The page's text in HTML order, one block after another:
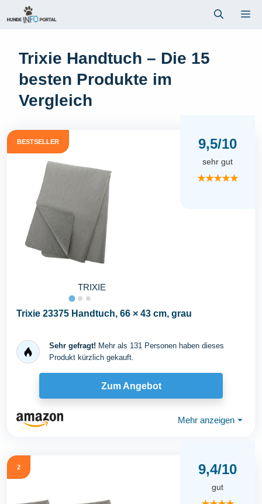
Inhalt
Trixie Handtuch – Die 15
besten Produkte im
Vergleich
BESTSELLER
TRIXIE
9,5/10
sehr gut
★★★★★
Trixie 23375 Handtuch, 66 × 43 cm, grau
Sehr gefragt! Mehr als 131 Personen haben dieses
Produkt kürzlich gekauft.
Zum Angebot
Mehr anzeigen ⏷
2 9,4/10
gut